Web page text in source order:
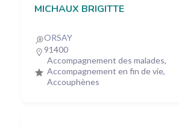
MICHAUX BRIGITTE
ORSAY
91400
Accompagnement des malades,
Accompagnement en fin de vie,
Accouphènes